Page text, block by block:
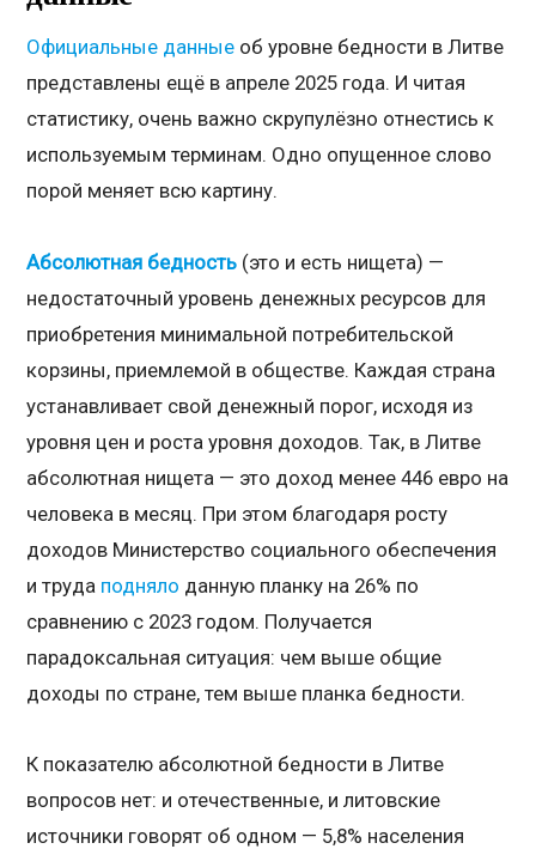
Официальные данные об уровне бедности в Литве
представлены ещё в апреле 2025 года. И читая
статистику, очень важно скрупулёзно отнестись к
используемым терминам. Одно опущенное слово
порой меняет всю картину.
Абсолютная бедность (это и есть нищета) —
недостаточный уровень денежных ресурсов для
приобретения минимальной потребительской
корзины, приемлемой в обществе. Каждая страна
устанавливает свой денежный порог, исходя из
уровня цен и роста уровня доходов. Так, в Литве
абсолютная нищета — это доход менее 446 евро на
человека в месяц. При этом благодаря росту
доходов Министерство социального обеспечения
и труда подняло данную планку на 26% по
сравнению с 2023 годом. Получается
парадоксальная ситуация: чем выше общие
доходы по стране, тем выше планка бедности.
К показателю абсолютной бедности в Литве
вопросов нет: и отечественные, и литовские
источники говорят об одном — 5,8% населения